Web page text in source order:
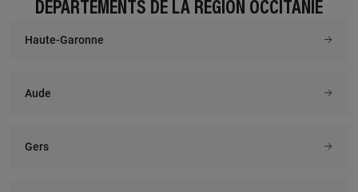
DÉPARTEMENTS DE LA RÉGION OCCITANIE
Haute-Garonne
Aude
Gers